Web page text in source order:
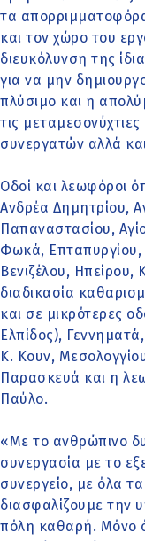
τα
και τον χώρο του
διευκόλυνση της
για να μην
πλύσιμο και η
τις
συνεργατών αλλά
Οδοί και λεωφόροι
Ανδρέα Δημητρίου,
Παπαναστασίου,
Φωκά,
Βενιζέλου,
διαδικασία
και σε μικρότερες
Ελπίδος),
Κ. Κουν,
Παρασκευά και η
Παύλο.
«Με το ανθρώπινο
συνεργασία με το
συνεργείο, με όλα
διασφαλίζουμε την
πόλη καθαρή. Μόνο